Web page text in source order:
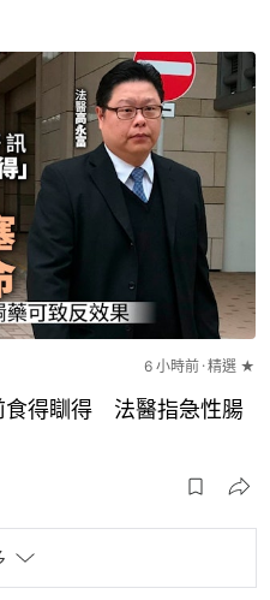
6 小時前 精選 ★
得瞓得 法醫指急性腸